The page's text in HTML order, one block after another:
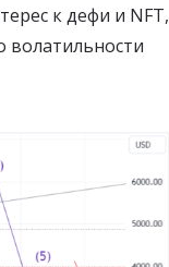
к дефи и NFT,